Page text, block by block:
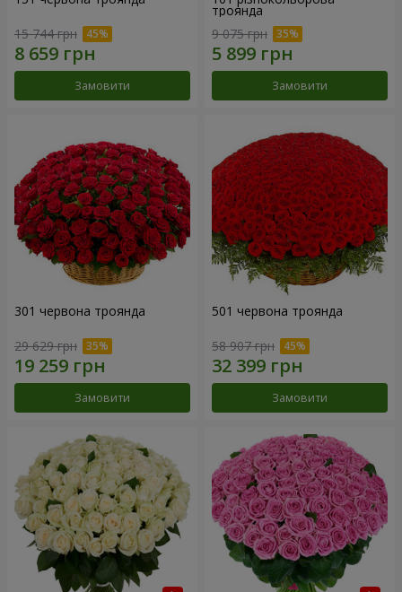
15 744 грн
Замовити
троянда
9 075 грн
Замовити
301 червона троянда
29 629 грн
Замовити
501 червона троянда
58 907 грн
Замовити